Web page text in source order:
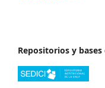
Repositorios y